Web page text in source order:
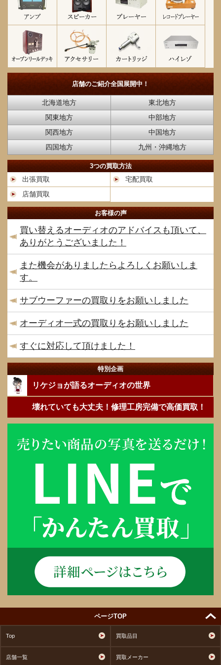
店舗のご紹介全国展開中！
北海道地方
東北地方
関東地方
中部地方
関西地方
中国地方
四国地方
九州・沖縄地方
3つの買取方法
出張買取
宅配買取
店舗買取
お客様の声
買い替えるオーディオのアドバイスも頂いて、
ありがとうございました！
また機会がありましたらよろしくお願いしま
す。
サブウーファーの買取りをお願いしました
オーディオ一式の買取りをお願いしました
すぐに対応して頂けました！
特別企画
リケジョが語るオーディオの世界
壊れていても大丈夫！修理工房完備で高価買取！
ページTOP
Top 買取品目
店舗一覧 買取メーカー